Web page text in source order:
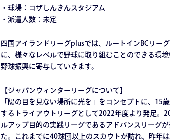
・球場：コザしんきんスタジアム
・派遣人数：未定
四国アイランドリーグplusでは、ルートインBCリー
に、様々なレベルで野球に取り組むことのできる環
野球振興に寄与していきます。
【ジャパンウィンターリーグについて】
「陽の目を見ない場所に光を」をコンセプトに、15
するトライアウトリーグとして2022年度より発足。
ルアップ目的の実践リーグであるアドバンスリーグ
た。これまでに40球団以上のスカウトが訪れ、昨年